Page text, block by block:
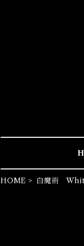
HOME 白魔術